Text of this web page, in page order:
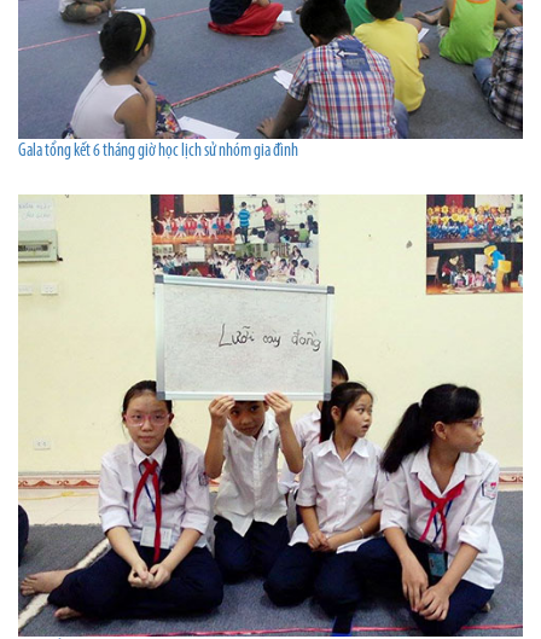
Gala tổng kết 6 tháng giờ học lịch sử nhóm gia đình